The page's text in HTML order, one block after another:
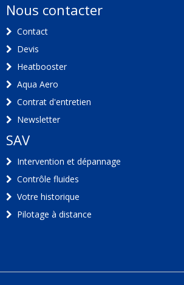
Nous contacter
Contact
Devis
Heatbooster
Aqua Aero
Contrat d'entretien
Newsletter
SAV
Intervention et dépannage
Contrôle fluides
Votre historique
Pilotage à distance